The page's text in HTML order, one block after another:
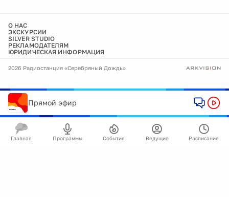
О НАС
ЭКСКУРСИИ
SILVER STUDIO
РЕКЛАМОДАТЕЛЯМ
ЮРИДИЧЕСКАЯ ИНФОРМАЦИЯ
2026 Радиостанция «Серебряный Дождь»
Прямой эфир
Главная Программы События Ведущие Расписание